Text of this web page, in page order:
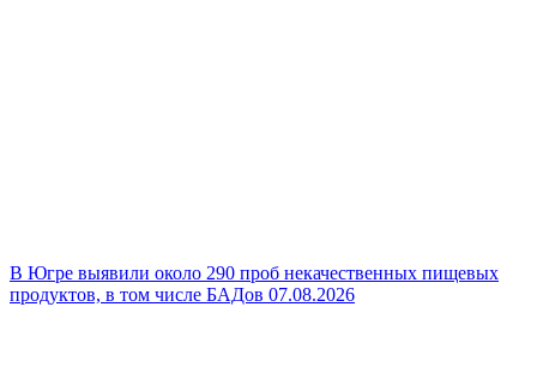
В Югре выявили около 290 проб некачественных пищевых
продуктов, в том числе БАДов 07.08.2026